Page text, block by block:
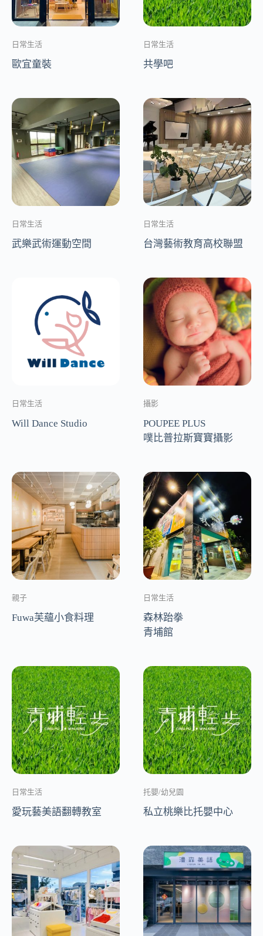
日常生活
歐宜童裝
日常生活
共學吧
日常生活
武樂武術運動空間
日常生活
台灣藝術教育高校聯盟
日常生活
Will Dance Studio
攝影
POUPEE PLUS
噗比普拉斯寶寶攝影
親子
Fuwa芙蘊小食料理
日常生活
森林跆拳
青埔館
日常生活
愛玩藝美語翻轉教室
托嬰/幼兒園
私立桃樂比托嬰中心